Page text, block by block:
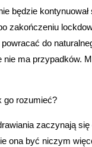
będzie kontynuował
zakończeniu
do
ma przypadków.
go rozumieć?
zaczynają się
ona być niczym